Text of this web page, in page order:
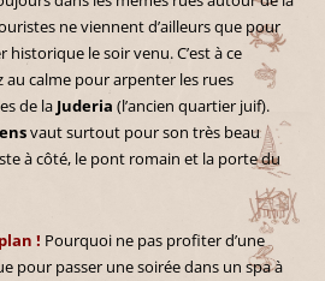
ne viennent d’ailleurs que pour
le soir venu. C’est à ce
calme pour arpenter les rues
de la Juderia (l’ancien quartier juif).
vaut surtout pour son très beau
à côté, le pont romain et la porte du
! Pourquoi ne pas profiter d’une
pour passer une soirée dans un spa à